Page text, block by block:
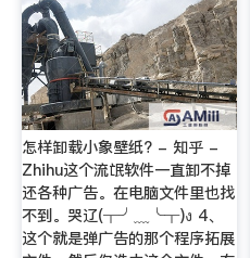
怎样卸载小象壁纸? - 知乎 -
Zhihu这个流氓软件一直卸不掉
还各种广告。在电脑文件里也找
不到。哭辽(╥╯﹏╰╥)ง 4、
这个就是弹广告的那个程序拓展